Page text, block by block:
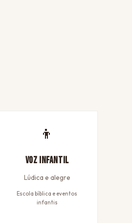
👦
Voz Infantil
Lúdica e alegre
Escola bíblica e eventos
infantis